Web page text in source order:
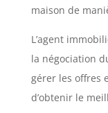
maison de
L’agent
la négociation
gérer les offres
d’obtenir le